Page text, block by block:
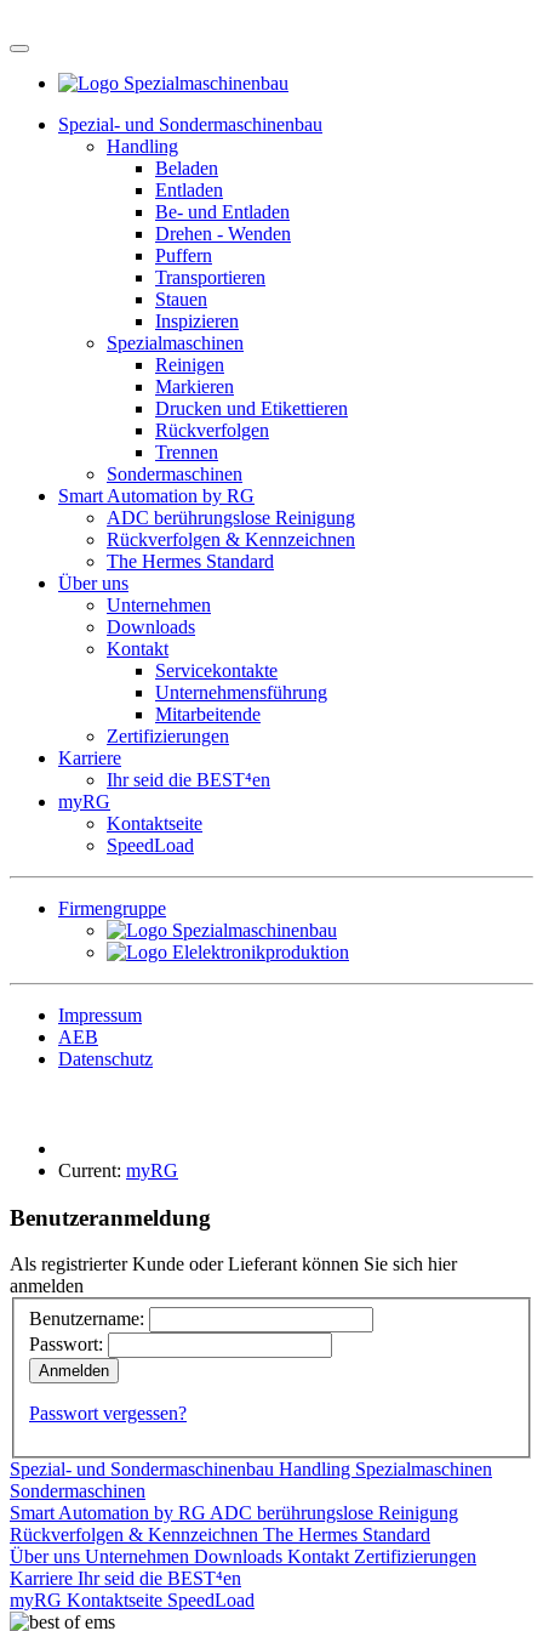
Spezial- und Sondermaschinenbau
Handling
Beladen
Entladen
Be- und Entladen
Drehen - Wenden
Puffern
Transportieren
Stauen
Inspizieren
Spezialmaschinen
Reinigen
Markieren
Drucken und Etikettieren
Rückverfolgen
Trennen
Sondermaschinen
Smart Automation by RG
ADC berührungslose Reinigung
Rückverfolgen & Kennzeichnen
The Hermes Standard
Über uns
Unternehmen
Downloads
Kontakt
Servicekontakte
Unternehmensführung
Mitarbeitende
Zertifizierungen
Karriere
Ihr seid die BEST⁴en
myRG
Kontaktseite
SpeedLoad
Firmengruppe
Impressum
AEB
Datenschutz
Current: myRG
Benutzeranmeldung
Als registrierter Kunde oder Lieferant können Sie sich hier
anmelden
Benutzername:
Passwort:
Passwort vergessen?
Spezial- und Sondermaschinenbau Handling Spezialmaschinen
Sondermaschinen
Smart Automation by RG ADC berührungslose Reinigung
Rückverfolgen & Kennzeichnen The Hermes Standard
Über uns Unternehmen Downloads Kontakt Zertifizierungen
Karriere Ihr seid die BEST⁴en
myRG Kontaktseite SpeedLoad